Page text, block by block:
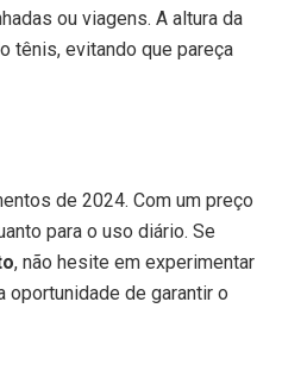
ou viagens. A altura da
tênis, evitando que pareça
de 2024. Com um preço
para o uso diário. Se
, não hesite em experimentar
oportunidade de garantir o